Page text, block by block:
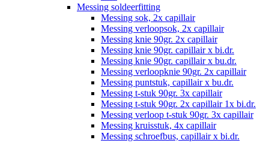
Messing soldeerfitting
Messing sok, 2x capillair
Messing verloopsok, 2x capillair
Messing knie 90gr. 2x capillair
Messing knie 90gr. capillair x bi.dr.
Messing knie 90gr. capillair x bu.dr.
Messing verloopknie 90gr. 2x capillair
Messing puntstuk, capillair x bu.dr.
Messing t-stuk 90gr. 3x capillair
Messing t-stuk 90gr. 2x capillair 1x bi.dr.
Messing verloop t-stuk 90gr. 3x capillair
Messing kruisstuk, 4x capillair
Messing schroefbus, capillair x bi.dr.